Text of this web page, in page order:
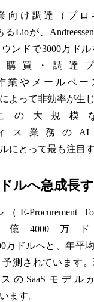
向け調達（プロ
Lioが、Andreessen
ンドで3000万ドル
買・調達
業やメールベー
よって非効率が生
の大規模
ス業務のAI
にとって最も注目
ルへ急成長
E-Procurement
億4000万
万ドルへと、年平
測されています
のSaaSモデル
ます。